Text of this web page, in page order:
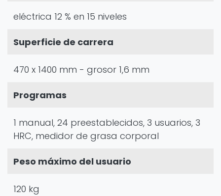
eléctrica 12 % en 15 niveles
Superficie de carrera
470 x 1400 mm - grosor 1,6 mm
Programas
1 manual, 24 preestablecidos, 3 usuarios, 3
HRC, medidor de grasa corporal
Peso máximo del usuario
120 kg